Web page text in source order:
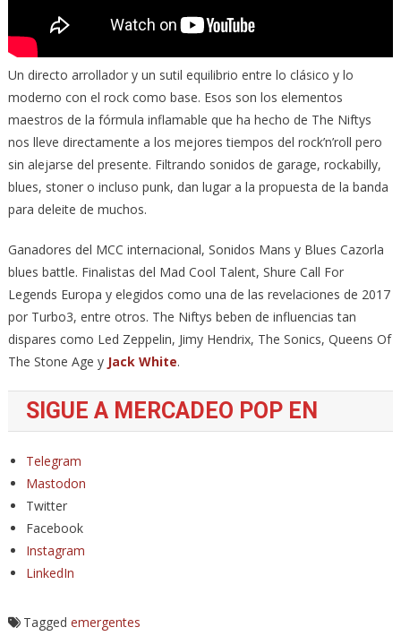
Un directo arrollador y un sutil equilibrio entre lo clásico y lo
moderno con el rock como base. Esos son los elementos
maestros de la fórmula inflamable que ha hecho de The Niftys
nos lleve directamente a los mejores tiempos del rock’n’roll pero
sin alejarse del presente. Filtrando sonidos de garage, rockabilly,
blues, stoner o incluso punk, dan lugar a la propuesta de la banda
para deleite de muchos.
Ganadores del MCC internacional, Sonidos Mans y Blues Cazorla
blues battle. Finalistas del Mad Cool Talent, Shure Call For
Legends Europa y elegidos como una de las revelaciones de 2017
por Turbo3, entre otros. The Niftys beben de influencias tan
dispares como Led Zeppelin, Jimy Hendrix, The Sonics, Queens Of
The Stone Age y Jack White.
SIGUE A MERCADEO POP EN
Telegram
Mastodon
Twitter
Facebook
Instagram
LinkedIn
Tagged emergentes